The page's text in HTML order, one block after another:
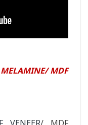
MDF